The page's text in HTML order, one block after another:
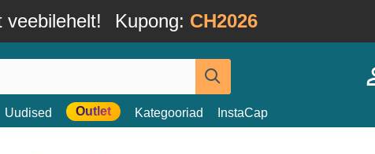
veebilehelt! Kupong: CH2026
Uudised Outlet Kategooriad InstaCap